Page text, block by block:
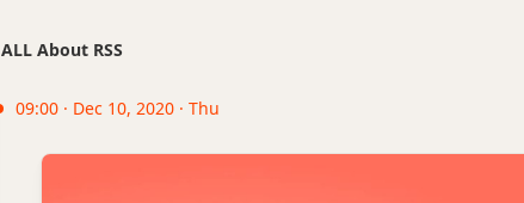
ALL About RSS
09:00 · Dec 10, 2020 · Thu